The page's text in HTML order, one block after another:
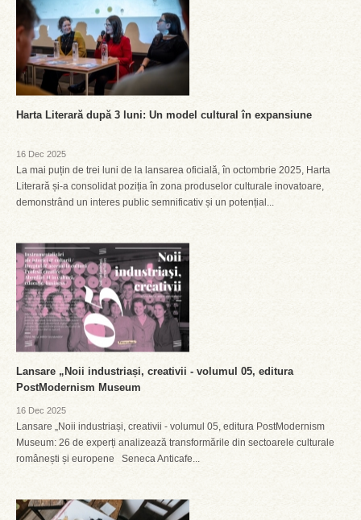
Harta Literară după 3 luni: Un model cultural în expansiune
16 Dec 2025
La mai puțin de trei luni de la lansarea oficială, în octombrie 2025, Harta
Literară și-a consolidat poziția în zona produselor culturale inovatoare,
demonstrând un interes public semnificativ și un potențial...
Lansare „Noii industriași, creativii - volumul 05, editura
PostModernism Museum
16 Dec 2025
Lansare „Noii industriași, creativii - volumul 05, editura PostModernism
Museum: 26 de experți analizează transformările din sectoarele culturale
românești și europene Seneca Anticafe...